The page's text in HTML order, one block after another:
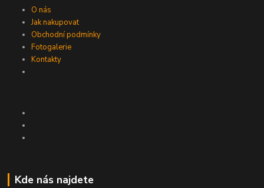
O nás
Jak nakupovat
Obchodní podmínky
Fotogalerie
Kontakty
Kde nás najdete